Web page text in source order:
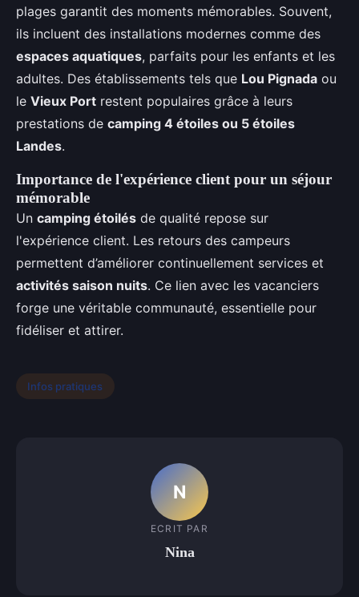
plages garantit des moments mémorables. Souvent,
ils incluent des installations modernes comme des
espaces aquatiques, parfaits pour les enfants et les
adultes. Des établissements tels que Lou Pignada ou
le Vieux Port restent populaires grâce à leurs
prestations de camping 4 étoiles ou 5 étoiles
Landes.
Importance de l'expérience client pour un séjour
mémorable
Un camping étoilés de qualité repose sur
l'expérience client. Les retours des campeurs
permettent d’améliorer continuellement services et
activités saison nuits. Ce lien avec les vacanciers
forge une véritable communauté, essentielle pour
fidéliser et attirer.
Infos pratiques
N
ECRIT PAR
Nina